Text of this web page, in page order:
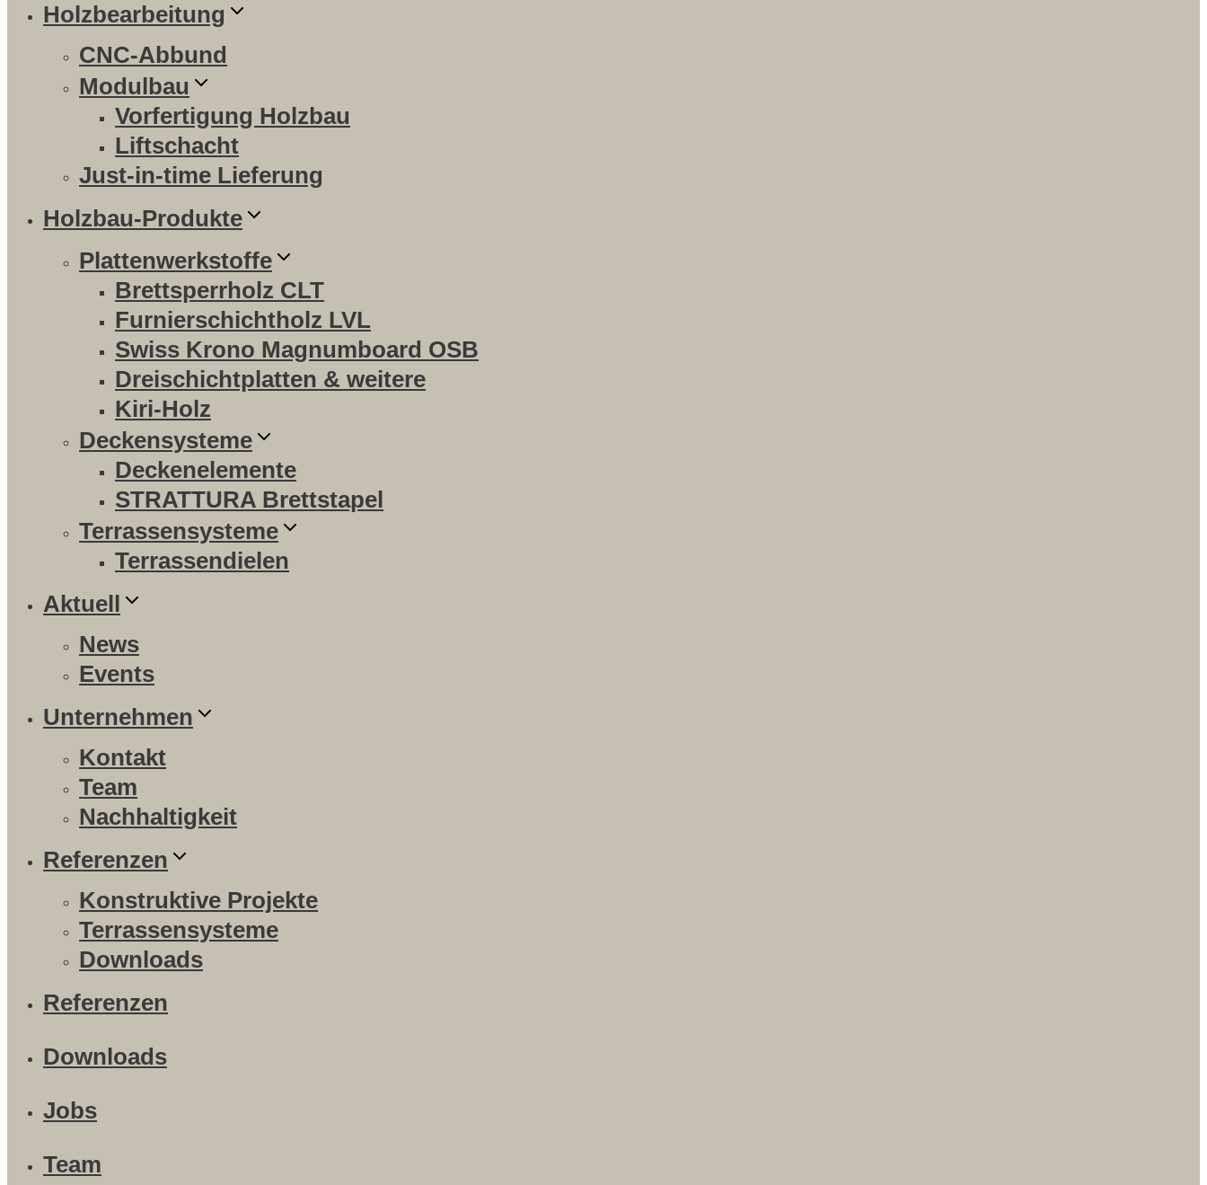
Holzbearbeitung
CNC-Abbund
Modulbau
Vorfertigung Holzbau
Liftschacht
Just-in-time Lieferung
Holzbau-Produkte
Plattenwerkstoffe
Brettsperrholz CLT
Furnierschichtholz LVL
Swiss Krono Magnumboard OSB
Dreischichtplatten & weitere
Kiri-Holz
Deckensysteme
Deckenelemente
STRATTURA Brettstapel
Terrassensysteme
Terrassendielen
Aktuell
News
Events
Unternehmen
Kontakt
Team
Nachhaltigkeit
Referenzen
Konstruktive Projekte
Terrassensysteme
Downloads
Referenzen
Downloads
Jobs
Team